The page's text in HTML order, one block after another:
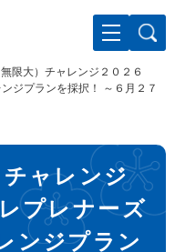
限大）チャレンジ２０２６
ジプランを採択！ ～６月２７
ャレンジ
プレナーズ
ンジプラン